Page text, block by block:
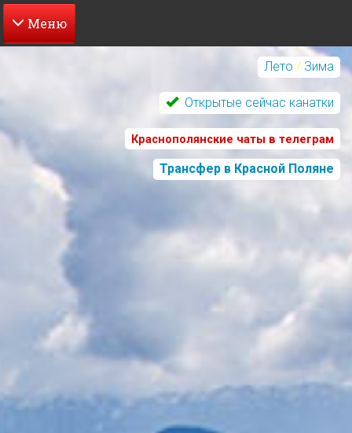
Перейти
содержанию
Лето / Зима
Открытые сейчас канатки
Краснополянские чаты в телеграм
Трансфер в Красной Поляне